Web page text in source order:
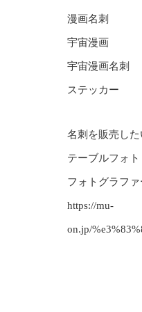
漫画名刺
宇宙漫画
宇宙漫画名刺
ステッカー
名刺を販売し
テーブルフォ
フォトグラフ
https://mu-
on.jp/